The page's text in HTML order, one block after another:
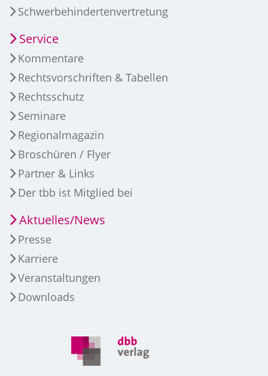
Schwerbehindertenvertretung
Service
Kommentare
Rechtsvorschriften & Tabellen
Rechtsschutz
Seminare
Regionalmagazin
Broschüren / Flyer
Partner & Links
Der tbb ist Mitglied bei
Aktuelles/News
Presse
Karriere
Veranstaltungen
Downloads